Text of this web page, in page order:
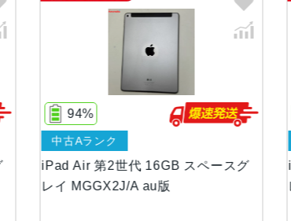
サイズ
液晶
9.7イ
i), 4:3
2GB
ストレージ 16GB、
Air 第2世代 16GB スペースグ
イ MGGX2J/A au版
94%
中古Aランク
iPad Air
レイ
100%
中古Aラ